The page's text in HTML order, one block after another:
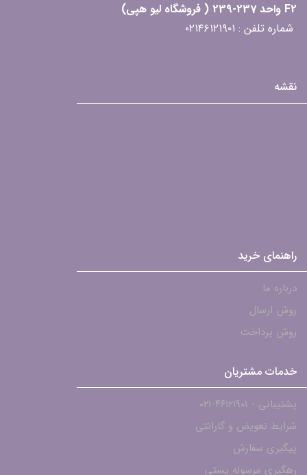
F2 واحد 237-239 ( فروشگاه لیو هپی)
شماره تلفن : ۰۲۱۴۶۱۲۱۹۰۱
نقشه
راهنمای خرید
درباره ما
روش ارسال
روش پرداخت
خدمات مشتریان
پشتیبانی - ۴۶۱۲۱۹۰۱-021
شرایط تعویض و گارانتی
پیگیری سفارش
رهگیری مرسوله پستی